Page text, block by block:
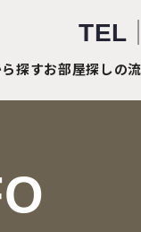
TEL
探すお部屋探しの